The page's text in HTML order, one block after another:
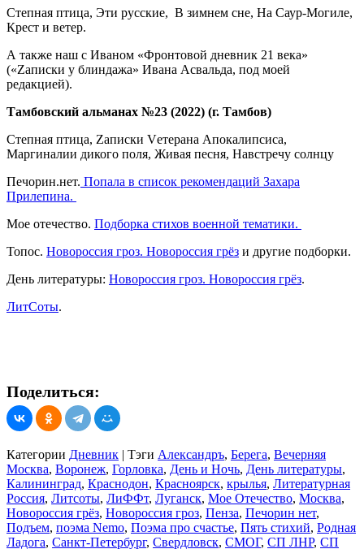
Степная птица, Эти русские, В зимнем сне, На Саур-Могиле,
Крест и ветер.
А также наш с Иваном «Фронтовой дневник 21 века»
(«Zаписки у блиндажа» Ивана Асвальда, под моей
редакцией).
Тамбовский альманах №23 (2022) (г. Тамбов)
Степная птица, Zаписки Vетерана Апокалипсиса,
Маргиналии дикого поля, Живая песня, Навстречу солнцу
Печорин.нет. Попала в список рекомендаций Захара
Прилепина.
Мое отечество. Подборка стихов военной тематики.
Топос. Новороссия гроз. Новороссия грёз и другие подборки.
День литературы: Новороссия гроз. Новороссия грёз.
ЛитСоты.
Поделиться:
Категории Дневник | Тэги Александръ, Берега, Вечерняя
Москва, Воронеж, Горловка, День и Ночь, День литературы,
Калининград, Краснодон, Красноярск, крылья, Литературная
Россия, Литсоты, ЛиФФт, Луганск, Мое Отечество, Москва,
Новороссия грёз, Новороссия гроз, Пенза, Печорин нет,
Подъем, поэма Nemo, Поэма про счастье, Пять стихий, Родная
Ладога, Санкт-Петербург, Свердловск, СМОГ, СП ЛНР, СП